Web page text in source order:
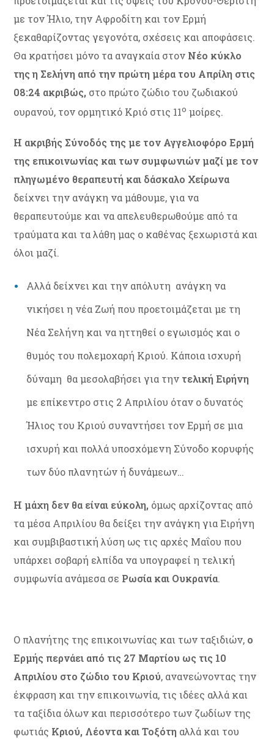
με τον Ήλιο, την Αφροδίτη και τον Ερμή
ξεκαθαρίζοντας γεγονότα, σχέσεις και αποφάσεις.
Θα κρατήσει μόνο τα αναγκαία στον Νέο κύκλο
της η Σελήνη από την πρώτη μέρα του Απρίλη στις
08:24 ακριβώς, στο πρώτο ζώδιο του ζωδιακού
ουρανού, τον ορμητικό Κριό στις 11ο μοίρες.
Η ακριβής Σύνοδός της με τον Αγγελιοφόρο Ερμή
της επικοινωνίας και των συμφωνιών μαζί με τον
πληγωμένο θεραπευτή και δάσκαλο Χείρωνα
δείχνει την ανάγκη να μάθουμε, για να
θεραπευτούμε και να απελευθερωθούμε από τα
τραύματα και τα λάθη μας ο καθένας ξεχωριστά και
όλοι μαζί.
Αλλά δείχνει και την απόλυτη ανάγκη να
νικήσει η νέα Ζωή που προετοιμάζεται με τη
Νέα Σελήνη και να ηττηθεί ο εγωισμός και ο
θυμός του πολεμοχαρή Κριού. Κάποια ισχυρή
δύναμη θα μεσολαβήσει για την τελική Ειρήνη
με επίκεντρο στις 2 Απριλίου όταν ο δυνατός
Ήλιος του Κριού συναντήσει τον Ερμή σε μια
ισχυρή και πολλά υποσχόμενη Σύνοδο κορυφής
των δύο πλανητών ή δυνάμεων…
Η μάχη δεν θα είναι εύκολη, όμως αρχίζοντας από
τα μέσα Απριλίου θα δείξει την ανάγκη για Ειρήνη
και συμβιβαστική λύση ως τις αρχές Μαΐου που
υπάρχει σοβαρή ελπίδα να υπογραφεί η τελική
συμφωνία ανάμεσα σε Ρωσία και Ουκρανία.
Ο πλανήτης της επικοινωνίας και των ταξιδιών, ο
Ερμής περνάει από τις 27 Μαρτίου ως τις 10
Απριλίου στο ζώδιο του Κριού, ανανεώνοντας την
έκφραση και την επικοινωνία, τις ιδέες αλλά και
τα ταξίδια όλων και περισσότερο των ζωδίων της
φωτιάς Κριού, Λέοντα και Τοξότη αλλά και του